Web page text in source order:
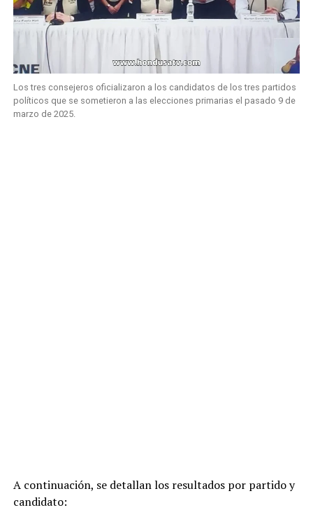
Los tres consejeros oficializaron a los candidatos de los tres partidos
políticos que se sometieron a las elecciones primarias el pasado 9 de
marzo de 2025.
A continuación, se detallan los resultados por partido y
candidato: